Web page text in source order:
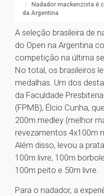
Nadador mackenzista é
da Argentina
A seleção brasileira de
do Open na Argentina
competição na última
No total, os brasileiros
medalhas. Um dos
da Faculdade
(FPMB), Élcio Cunha,
200m medley (melhor
revezamentos 4x100m
Além disso, levou a
100m livre, 100m
100m peito e 50m livre.
Para o nadador, a